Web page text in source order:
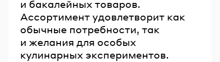
и бакалейных товаров.
Ассортимент удовлетворит как
обычные потребности, так
и желания для особых
кулинарных экспериментов.